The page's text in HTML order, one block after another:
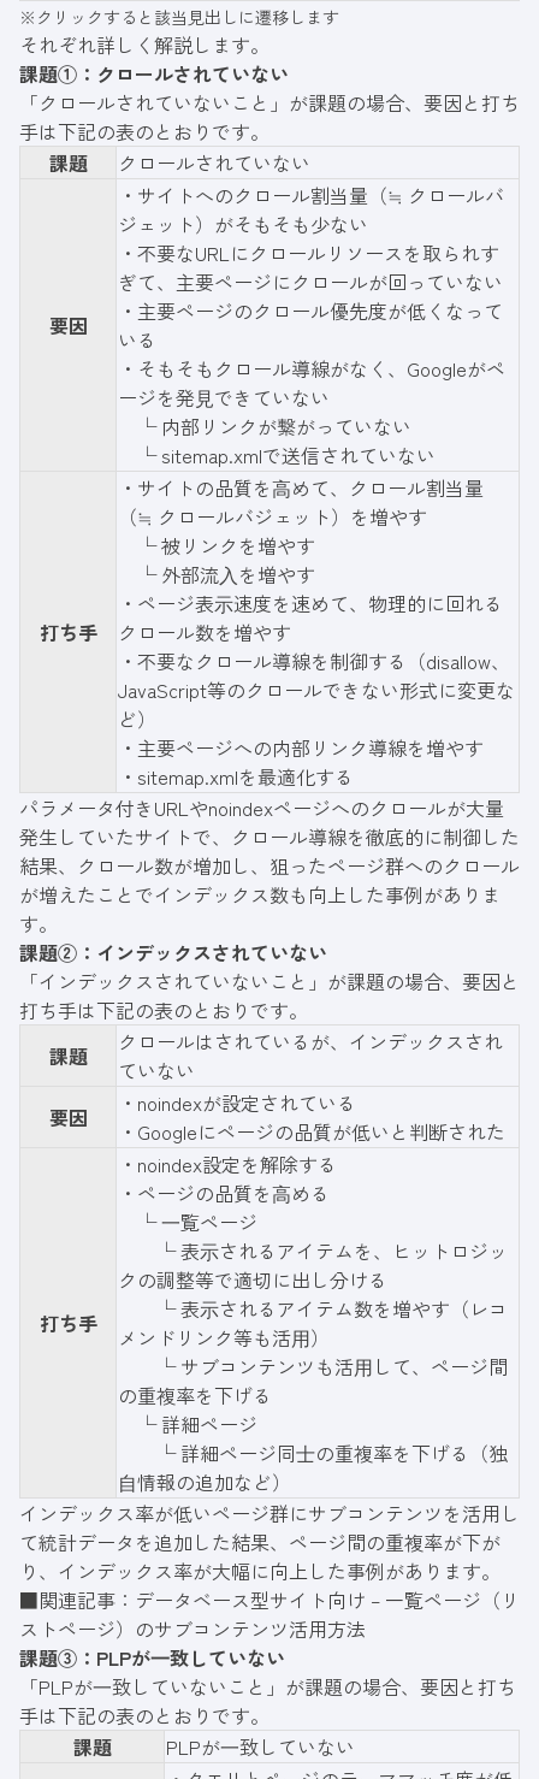
※クリックすると該当見出しに遷移します
それぞれ詳しく解説します。
課題①：クロールされていない
「クロールされていないこと」が課題の場合、要因と打ち
手は下記の表のとおりです。
課題
クロールされていない
要因
・サイトへのクロール割当量（≒ クロールバ
ジェット）がそもそも少ない
・不要なURLにクロールリソースを取られす
ぎて、主要ページにクロールが回っていない
・主要ページのクロール優先度が低くなって
いる
・そもそもクロール導線がなく、Googleがペ
ージを発⾒できていない
└ 内部リンクが繋がっていない
└ sitemap.xmlで送信されていない
打ち手
・サイトの品質を⾼めて、クロール割当量
（≒ クロールバジェット）を増やす
└ 被リンクを増やす
└ 外部流⼊を増やす
・ページ表⽰速度を速めて、物理的に回れる
クロール数を増やす
・不要なクロール導線を制御する（disallow、
JavaScript等のクロールできない形式に変更な
ど）
・主要ページへの内部リンク導線を増やす
・sitemap.xmlを最適化する
パラメータ付きURLやnoindexページへのクロールが大量
発生していたサイトで、クロール導線を徹底的に制御した
結果、クロール数が増加し、狙ったページ群へのクロール
が増えたことでインデックス数も向上した事例がありま
す。
課題②：インデックスされていない
「インデックスされていないこと」が課題の場合、要因と
打ち手は下記の表のとおりです。
課題
クロールはされているが、インデックスされ
ていない
要因
・noindexが設定されている
・Googleにページの品質が低いと判断された
打ち手
・noindex設定を解除する
・ページの品質を⾼める
└ ⼀覧ページ
└ 表⽰されるアイテムを、ヒットロジッ
クの調整等で適切に出し分ける
└ 表⽰されるアイテム数を増やす（レコ
メンドリンク等も活⽤）
└ サブコンテンツも活⽤して、ページ間
の重複率を下げる
└ 詳細ページ
└ 詳細ページ同⼠の重複率を下げる（独
⾃情報の追加など）
インデックス率が低いページ群にサブコンテンツを活用し
て統計データを追加した結果、ページ間の重複率が下が
り、インデックス率が大幅に向上した事例があります。
■関連記事： データベース型サイト向け – 一覧ページ（リ
ストページ）のサブコンテンツ活用方法
課題③：PLPが⼀致していない
「PLPが⼀致していないこと」が課題の場合、要因と打ち
手は下記の表のとおりです。
課題
PLPが⼀致していない